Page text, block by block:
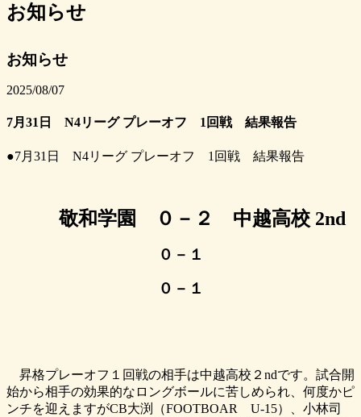
お知らせ
お知らせ
2025/08/07
7月31日 N4リーグ プレーオフ 1回戦 結果報告
●7月31日 N4リーグ プレーオフ 1回戦 結果報告
敬和学園 ０－２ 中越高校 2nd
０－１
０－１
昇格プレーオフ１回戦の相手は中越高校２ndです。試合開
始から相手の効果的なロングボールに苦しめられ、何度かピ
ンチを迎えますがCB大渕（FOOTBOAR U-15）、小林司